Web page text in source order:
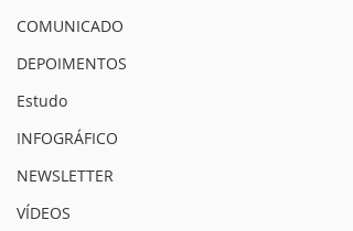
COMUNICADO
DEPOIMENTOS
Estudo
INFOGRÁFICO
NEWSLETTER
VÍDEOS